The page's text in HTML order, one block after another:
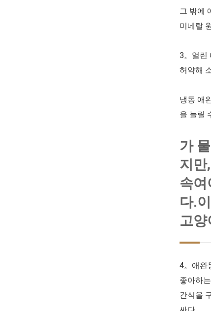
그 밖에
미네랄
3。얼린
허약해
냉동 애
을 늘릴
가
지만
속
다.
고
4。애완
좋아하
간식을